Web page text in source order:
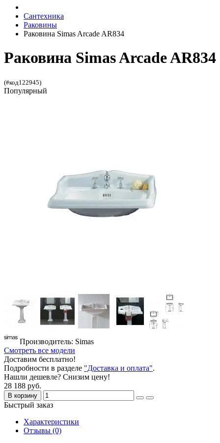
Сантехника
Раковины
Раковина Simas Arcade AR834
Раковина Simas Arcade AR834
(#код122945)
Популярный
Производитель: Simas
Смотреть все модели
Доставим бесплатно!
Подробности в разделе "Доставка и оплата".
Нашли дешевле? Снизим цену!
28 188 руб.
В корзину
Быстрый заказ
Характеристики
Отзывы (0)